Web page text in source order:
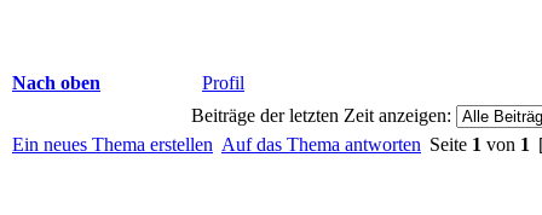
Nach oben
Profil
Beiträge der letzten Zeit anzeigen:
Ein neues Thema erstellen Auf das Thema antworten Seite 1 von 1